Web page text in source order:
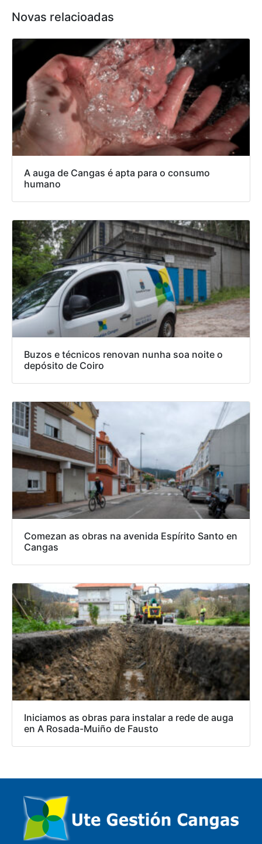
Novas relacioadas
A auga de Cangas é apta para o consumo
humano
Buzos e técnicos renovan nunha soa noite o
depósito de Coiro
Comezan as obras na avenida Espírito Santo en
Cangas
Iniciamos as obras para instalar a rede de auga
en A Rosada-Muiño de Fausto